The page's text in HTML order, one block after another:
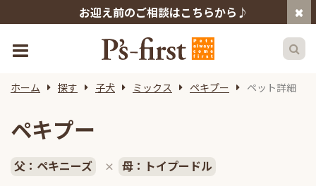
お迎え前のご相談はこちらから♪
ホーム 探す 子犬 ミックス ペキプー ペット詳細
ペキプー
父：ペキニーズ × 母：トイプードル